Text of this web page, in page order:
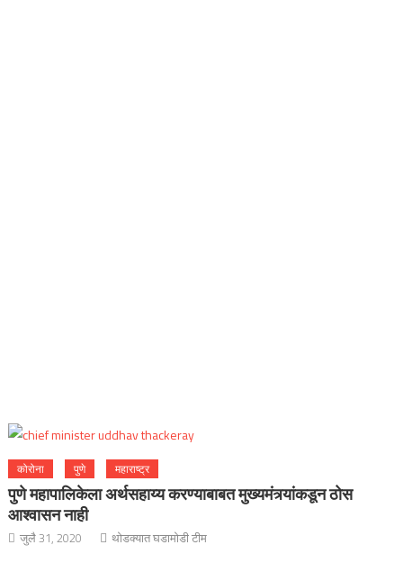
कोरोना पुणे महाराष्ट्र
पुणे महापालिकेला अर्थसहाय्य करण्याबाबत मुख्यमंत्र्यांकडून ठोस
आश्वासन नाही
जुलै 31, 2020 थोडक्यात घडामोडी टीम